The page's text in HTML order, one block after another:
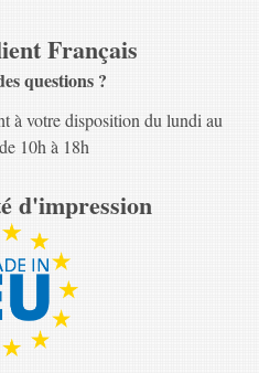
Français
questions ?
à votre disposition du lundi au
10h à 18h
d'impression